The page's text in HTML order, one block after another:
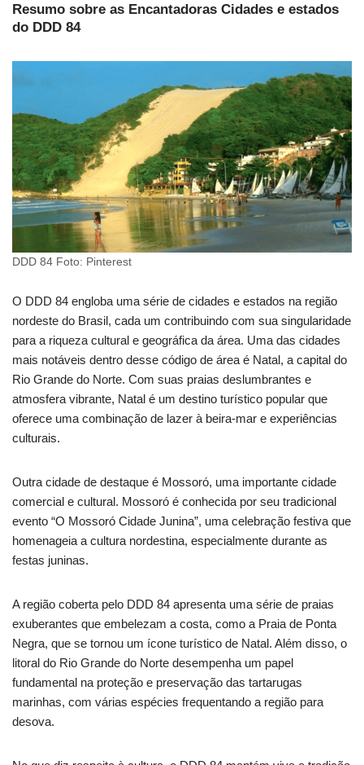
Resumo sobre as Encantadoras Cidades e estados
do DDD 84
DDD 84 Foto: Pinterest
O DDD 84 engloba uma série de cidades e estados na região
nordeste do Brasil, cada um contribuindo com sua singularidade
para a riqueza cultural e geográfica da área. Uma das cidades
mais notáveis dentro desse código de área é Natal, a capital do
Rio Grande do Norte. Com suas praias deslumbrantes e
atmosfera vibrante, Natal é um destino turístico popular que
oferece uma combinação de lazer à beira-mar e experiências
culturais.
Outra cidade de destaque é Mossoró, uma importante cidade
comercial e cultural. Mossoró é conhecida por seu tradicional
evento “O Mossoró Cidade Junina”, uma celebração festiva que
homenageia a cultura nordestina, especialmente durante as
festas juninas.
A região coberta pelo DDD 84 apresenta uma série de praias
exuberantes que embelezam a costa, como a Praia de Ponta
Negra, que se tornou um ícone turístico de Natal. Além disso, o
litoral do Rio Grande do Norte desempenha um papel
fundamental na proteção e preservação das tartarugas
marinhas, com várias espécies frequentando a região para
desova.